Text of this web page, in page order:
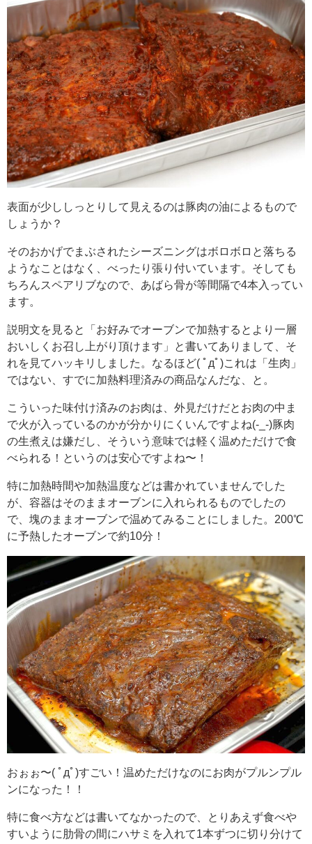
表面が少ししっとりして見えるのは豚肉の油によるもので
しょうか？
そのおかげでまぶされたシーズニングはボロボロと落ちる
ようなことはなく、べったり張り付いています。そしても
ちろんスペアリブなので、あばら骨が等間隔で4本入ってい
ます。
説明文を見ると「お好みでオーブンで加熱するとより一層
おいしくお召し上がり頂けます」と書いてありまして、そ
れを見てハッキリしました。なるほど( ﾟдﾟ)これは「生肉」
ではない、すでに加熱料理済みの商品なんだな、と。
こういった味付け済みのお肉は、外見だけだとお肉の中ま
で火が入っているのかが分かりにくいんですよね(-_-)豚肉
の生煮えは嫌だし、そういう意味では軽く温めただけで食
べられる！というのは安心ですよね〜！
特に加熱時間や加熱温度などは書かれていませんでした
が、容器はそのままオーブンに入れられるものでしたの
で、塊のままオーブンで温めてみることにしました。200℃
に予熱したオーブンで約10分！
おぉぉ〜( ﾟдﾟ)すごい！温めただけなのにお肉がプルンプル
ンになった！！
特に食べ方などは書いてなかったので、とりあえず食べや
すいように肋骨の間にハサミを入れて1本ずつに切り分けて